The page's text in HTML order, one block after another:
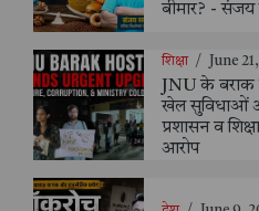
बीमार? -
शिक्षा / June
JNU के बराक
खेल सुविधाओं
प्रशासन व
आरोप